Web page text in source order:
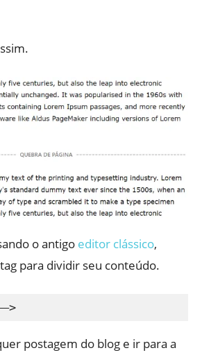
o antigo editor clássico,
para dividir seu conteúdo.
postagem do blog e ir para a